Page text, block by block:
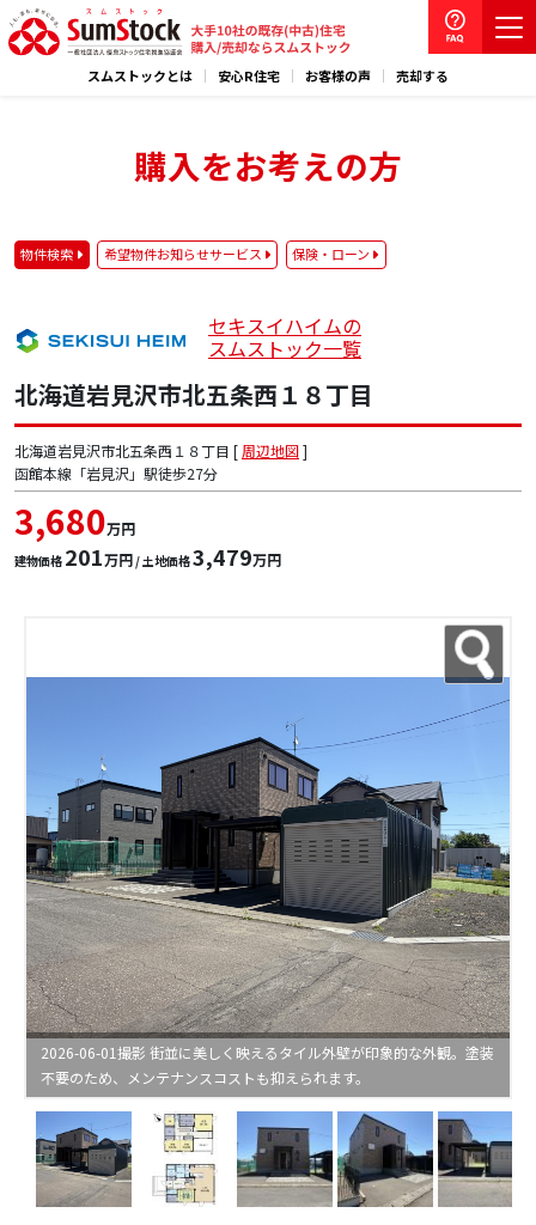
スムストックとは 安心R住宅 お客様の声 売却する
購入をお考えの方
物件検索 希望物件お知らせサービス 保険・ローン
セキスイハイムの
スムストック一覧
北海道岩見沢市北五条西１８丁目
北海道岩見沢市北五条西１８丁目 [ 周辺地図]
函館本線「岩見沢」駅徒歩27分
3,680万円
建物価格 201万円 / 土地価格3,479万円
2026-06-01撮影 街並に美しく映えるタイル外壁が印象的な外観。塗装
不要のため、メンテナンスコストも抑えられます。